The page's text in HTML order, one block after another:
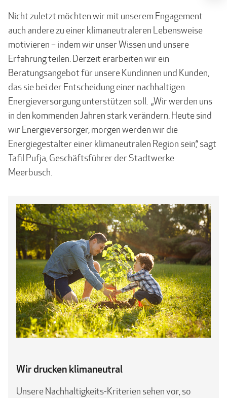
Nicht zuletzt möchten wir mit unserem Engagement
auch andere zu einer klimaneutraleren Lebensweise
motivieren – indem wir unser Wissen und unsere
Erfahrung teilen. Derzeit erarbeiten wir ein
Beratungsangebot für unsere Kundinnen und Kunden,
das sie bei der Entscheidung einer nachhaltigen
Energieversorgung unterstützen soll. „Wir werden uns
in den kommenden Jahren stark verändern. Heute sind
wir Energieversorger, morgen werden wir die
Energiegestalter einer klimaneutralen Region sein,“ sagt
Tafil Pufja, Geschäftsführer der Stadtwerke
Meerbusch.
Wir drucken klimaneutral
Unsere Nachhaltigkeits-Kriterien sehen vor, so